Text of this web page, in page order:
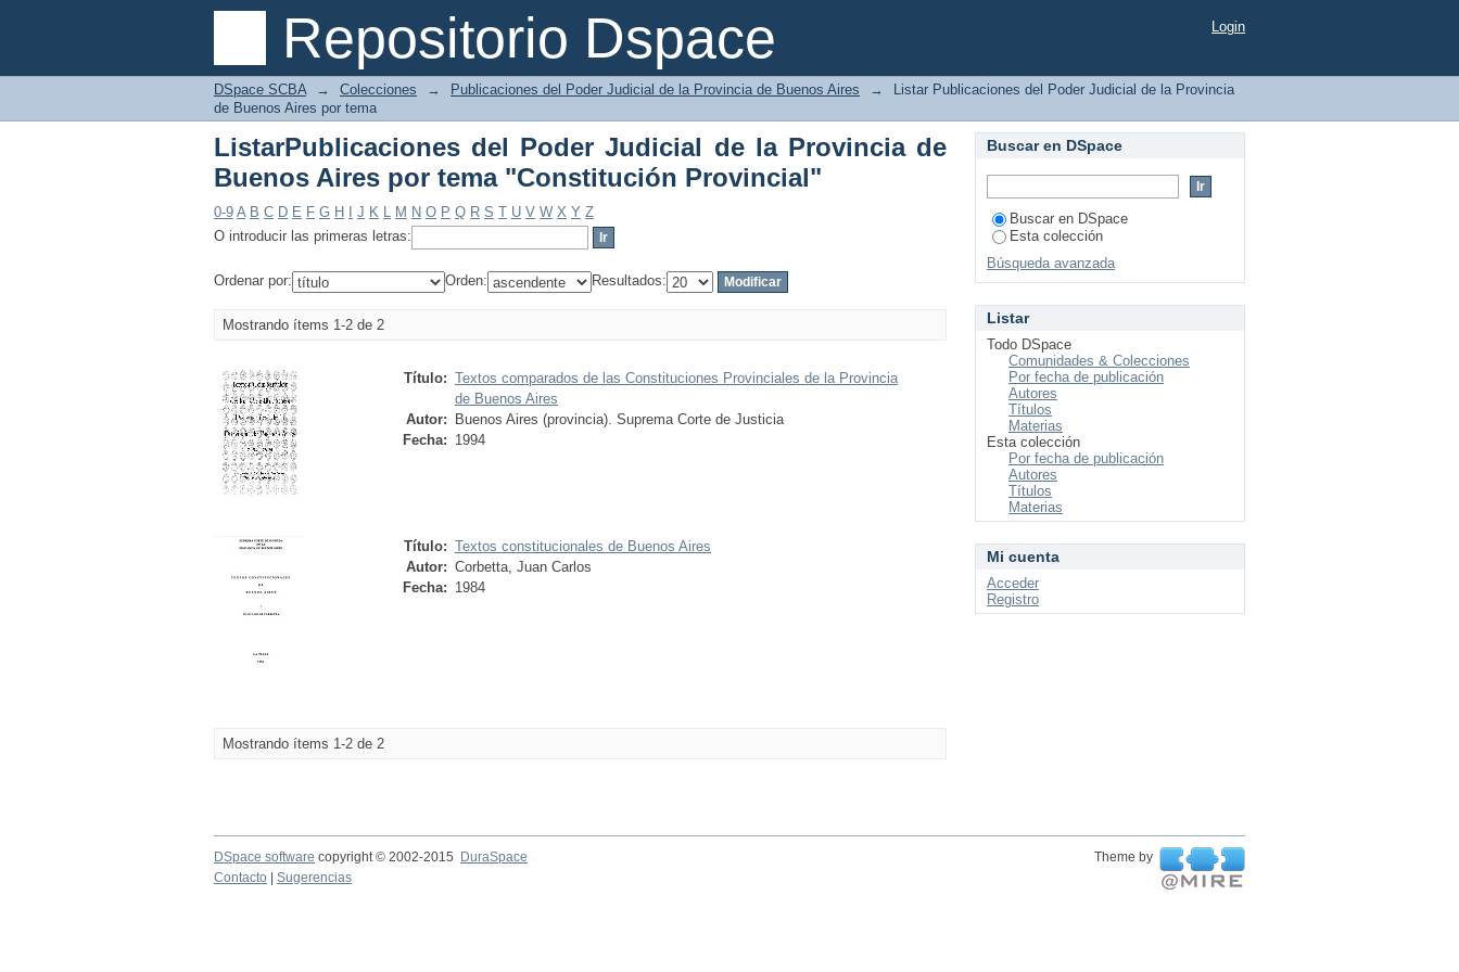
Repositorio Dspace
ListarPublicaciones del Poder Judicial de la Provincia de Buenos Aires por tema
"Constitución Provincial"
Login
DSpace SCBA → Colecciones → Publicaciones del Poder Judicial de la Provincia de Buenos Aires →
Listar Publicaciones del Poder Judicial de la Provincia
de Buenos Aires por tema
ListarPublicaciones del Poder Judicial de la Provincia de
Buenos Aires por tema "Constitución Provincial"
0-9 A B C D E F G H J K L M N O P Q R S T U V W X Y Z
O introducir las primeras letras:
Ordenar por: Orden: Resultados:
Mostrando ítems 1-2 de 2
Título: Textos comparados de las Constituciones Provinciales de la Provincia
de Buenos Aires
Autor:
Buenos Aires (provincia). Suprema Corte de Justicia
Fecha: 1994
Título: Textos constitucionales de Buenos Aires
Autor: Corbetta, Juan Carlos
Fecha: 1984
Mostrando ítems 1-2 de 2
Buscar en DSpace
Buscar en DSpace
Esta colección
Búsqueda avanzada
Listar
Todo DSpace
Comunidades & Colecciones
Por fecha de publicación
Autores
Títulos
Materias
Esta colección
Por fecha de publicación
Autores
Títulos
Materias
Mi cuenta
Acceder
Registro
DSpace software copyright © 2002-2015 DuraSpace
Theme by
Contacto
Sugerencias